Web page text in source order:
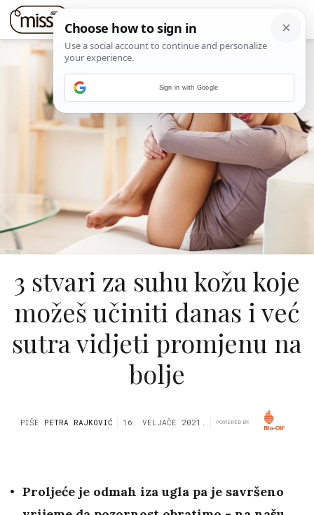
3 stvari za suhu kožu koje
možeš učiniti danas i već
sutra vidjeti promjenu na
bolje
PIŠE PETRA RAJKOVIĆ 16. VELJAČE 2021. POWERED BY:
Proljeće je odmah iza ugla pa je savršeno
Sign in with Google